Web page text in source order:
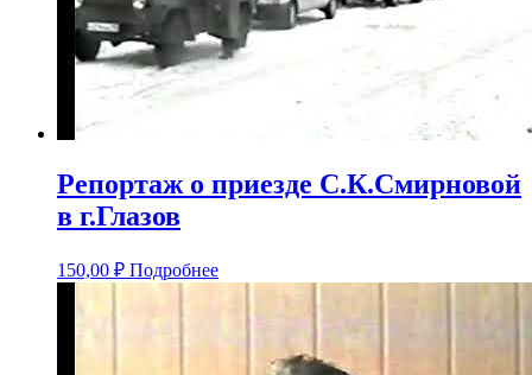
Репортаж о приезде С.К.Смирновой
в г.Глазов
150,00 ₽ Подробнее